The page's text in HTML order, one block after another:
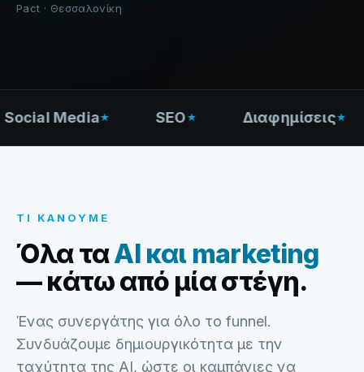
Pact · Θεσσαλονίκη
Media SEO Διαφημίσεις
ΤΙ ΚΆΝΟΥΜΕ
Όλα ταAI και marketing
— κάτω από μία στέγη.
Ένας συνεργάτης για όλο το funnel.
Συνδυάζουμε δημιουργικότητα με την
ταχύτητα της AI, ώστε οι καμπάνιες να